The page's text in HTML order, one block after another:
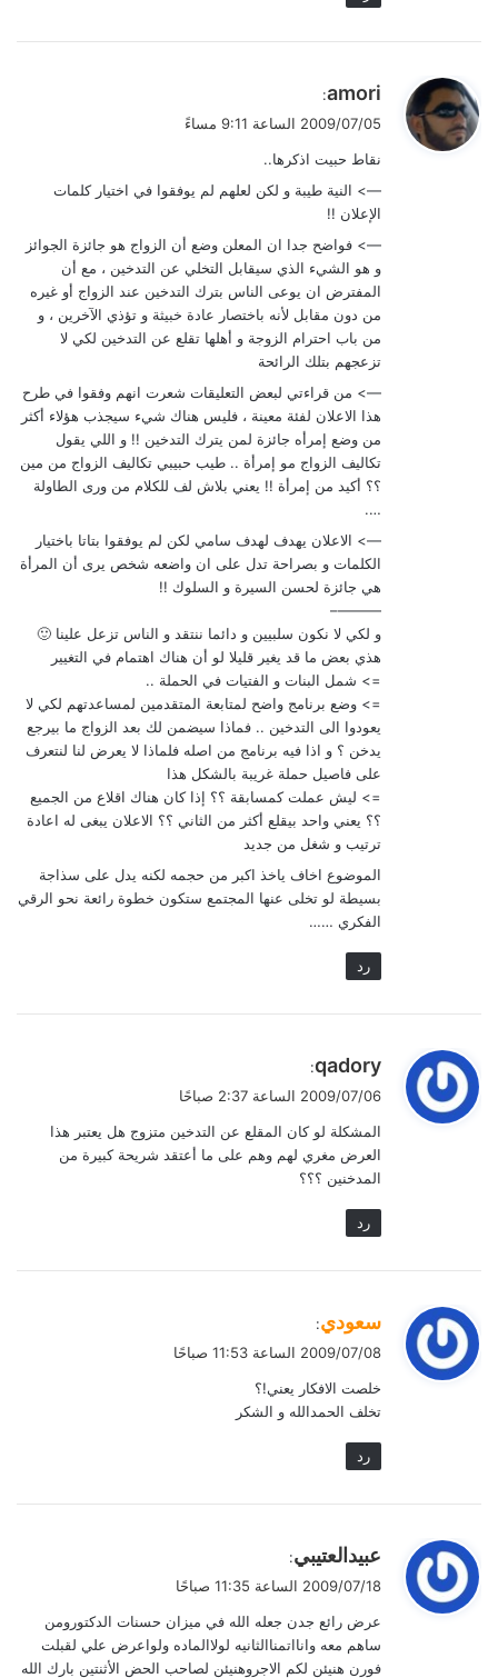
ي
ل
amori
:
2009/07/05 الساعة 9:11 مساءً
نقاط حبيت اذكرها..
—> النية طيبة و لكن لعلهم لم يوفقوا في اختيار كلمات
الإعلان !!
—> فواضح جدا ان المعلن وضع أن الزواج هو جائزة الجوائز
و هو الشيء الذي سيقابل التخلي عن التدخين ، مع أن
المفترض ان يوعى الناس بترك التدخين عند الزواج أو غيره
من دون مقابل لأنه باختصار عادة خبيثة و تؤذي الآخرين ، و
من باب احترام الزوجة و أهلها تقلع عن التدخين لكي لا
تزعجهم بتلك الرائحة
—> من قراءتي لبعض التعليقات شعرت انهم وفقوا في طرح
هذا الاعلان لفئة معينة ، فليس هناك شيء سيجذب هؤلاء أكثر
من وضع إمرأه جائزة لمن يترك التدخين !! و اللي يقول
تكاليف الزواج مو إمرأة .. طيب حبيبي تكاليف الزواج من مين
؟؟ أكيد من إمرأة !! يعني بلاش لف للكلام من ورى الطاولة
….
—> الاعلان يهدف لهدف سامي لكن لم يوفقوا بتاتا باختيار
الكلمات و بصراحة تدل على ان واضعه شخص يرى أن المرأة
هي جائزة لحسن السيرة و السلوك !!
———–
و لكي لا نكون سلبيين و دائما ننتقد و الناس تزعل علينا 🙂
هذي بعض ما قد يغير قليلا لو أن هناك اهتمام في التغيير
=> شمل البنات و الفتيات في الحملة ..
=> وضع برنامج واضح لمتابعة المتقدمين لمساعدتهم لكي لا
يعودوا الى التدخين .. فماذا سيضمن لك بعد الزواج ما بيرجع
يدخن ؟ و اذا فيه برنامج من اصله فلماذا لا يعرض لنا لنتعرف
على فاصيل حملة غريبة بالشكل هذا
=> ليش عملت كمسابقة ؟؟ إذا كان هناك اقلاع من الجميع
؟؟ يعني واحد بيقلع أكثر من الثاني ؟؟ الاعلان يبغى له اعادة
ترتيب و شغل من جديد
الموضوع اخاف ياخذ اكبر من حجمه لكنه يدل على سذاجة
بسيطة لو تخلى عنها المجتمع ستكون خطوة رائعة نحو الرقي
الفكري ……
رد
ي
ل
qadory
:
2009/07/06 الساعة 2:37 صباحًا
المشكلة لو كان المقلع عن التدخين متزوج هل يعتبر هذا
العرض مغري لهم وهم على ما أعتقد شريحة كبيرة من
المدخنين ؟؟؟
رد
ي
ل
سعودي:
2009/07/08 الساعة 11:53 صباحًا
خلصت الافكار يعني!؟
تخلف الحمدالله و الشكر
رد
ي
ل
عبيدالعتيبي:
2009/07/18 الساعة 11:35 صباحًا
عرض رائع جدن جعله الله في ميزان حسنات الدكتورومن
ساهم معه وانااتمناالثانيه لولاالماده ولواعرض علي لقبلت
فورن هنيئن لكم الاجروهنيئن لصاحب الحض الأثنتين بارك الله